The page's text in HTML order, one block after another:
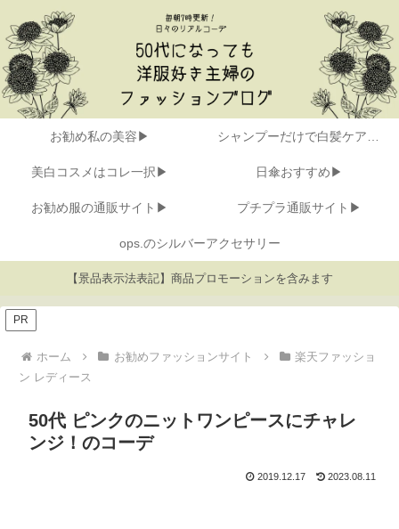
お勧め私の美容▶ シャンプーだけで白髪ケア▶
美白コスメはコレ一択▶ 日傘おすすめ▶
お勧め服の通販サイト▶ プチプラ通販サイト▶
ops.のシルバーアクセサリー
【景品表示法表記】商品プロモーションを含みます
PR
ホーム お勧めファッションサイト
楽天ファッショ
ン レディース
50代 ピンクのニットワンピースにチャレ
ンジ！のコーデ
2019.12.17 2023.08.11